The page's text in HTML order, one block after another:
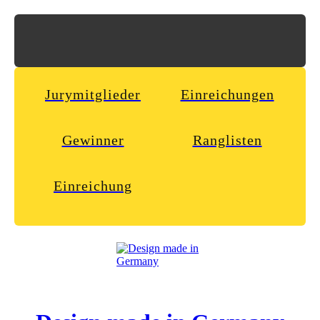
Jurymitglieder Einreichungen
Gewinner Ranglisten
Einreichung